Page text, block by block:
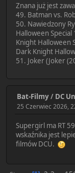
Znana już jest
49. Batman vs.
50. Nawiedzony
Halloween
Knight Halloween
Dark Knight
51. Joker (Joker
Bat-Filmy/ DC
25 Czerwiec 2026,
Supergirl ma RT
wskaźnika jest
filmów DCU.